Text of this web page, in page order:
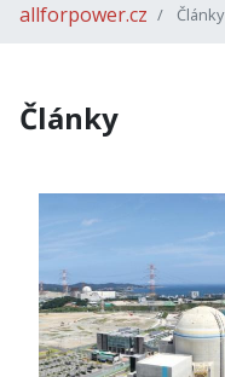
allforpower.cz Články
Články